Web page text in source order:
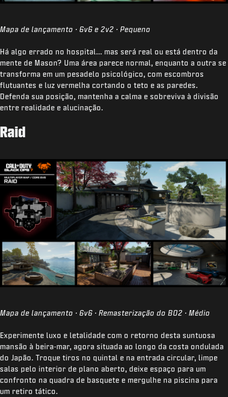
Mapa de lançamento · 6v6 e 2v2 · Pequeno
Há algo errado no hospital... mas será real ou está dentro da
mente de Mason? Uma área parece normal, enquanto a outra se
transforma em um pesadelo psicológico, com escombros
flutuantes e luz vermelha cortando o teto e as paredes.
Defenda sua posição, mantenha a calma e sobreviva à divisão
entre realidade e alucinação.
Raid
Mapa de lançamento · 6v6 · Remasterização do BO2 · Médio
Experimente luxo e letalidade com o retorno desta suntuosa
mansão à beira-mar, agora situada ao longo da costa ondulada
do Japão. Troque tiros no quintal e na entrada circular, limpe
salas pelo interior de plano aberto, deixe espaço para um
confronto na quadra de basquete e mergulhe na piscina para
um retiro tático.